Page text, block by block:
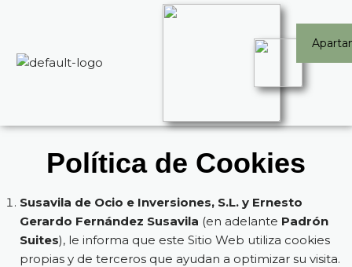
al
Política de Cookies
Susavila de Ocio e Inversiones, S.L. y Ernesto
Gerardo Fernández Susavila (en adelante Padrón
Suites), le informa que este Sitio Web utiliza cookies
propias y de terceros que ayudan a optimizar su visita.